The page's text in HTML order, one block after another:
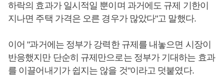
하락의 효과가 일시적일 뿐이며 과거에도 규제 기한이
지나면 주택 가격은 오른 경우가 많았다"고 말했다.
이어 "과거에는 정부가 강력한 규제를 내놓으면 시장이
반응했지만 단순히 규제만으로는 정부가 기대하는 효과
를 이끌어내기가 쉽지는 않을 것"이라고 덧붙였다.